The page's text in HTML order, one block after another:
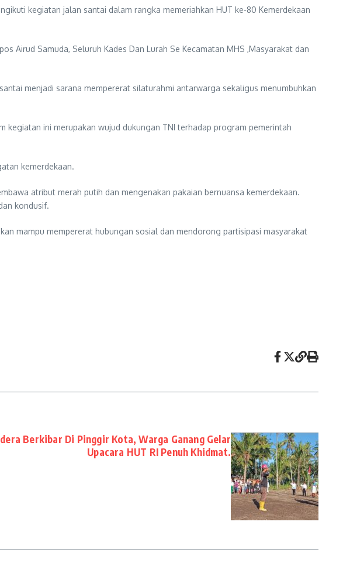
kegiatan jalan santai dalam rangka memeriahkan HUT ke-80 Kemerdekaan
Airud Samuda, Seluruh Kades Dan Lurah Se Kecamatan MHS ,Masyarakat dan
menjadi sarana mempererat silaturahmi antarwarga sekaligus menumbuhkan
kegiatan ini merupakan wujud dukungan TNI terhadap program pemerintah
kemerdekaan.
atribut merah putih dan mengenakan pakaian bernuansa kemerdekaan.
kondusif.
mampu mempererat hubungan sosial dan mendorong partisipasi masyarakat
Berkibar Di Pinggir Kota, Warga Ganang Gelar
Upacara HUT RI Penuh Khidmat.